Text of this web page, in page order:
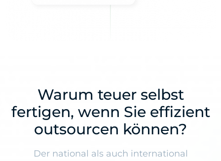
Warum teuer selbst
fertigen, wenn Sie effizient
outsourcen können?
Der national als auch international